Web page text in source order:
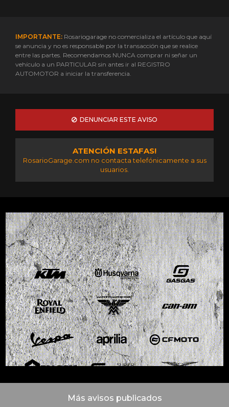
IMPORTANTE: Rosariogarage no comercializa el artículo que aquí
se anuncia y no es responsable por la transacción que se realice
entre las partes. Recomendamos NUNCA comprar ni señar un
vehículo a un PARTICULAR sin antes ir al REGISTRO
AUTOMOTOR a iniciar la transferencia.
DENUNCIAR ESTE AVISO
ATENCIÓN ESTAFAS!
RosarioGarage.com no contacta telefónicamente a sus
usuarios.
Más avisos publicados